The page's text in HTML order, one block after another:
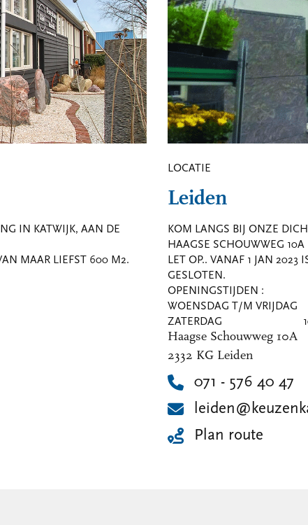
IN KATWIJK, AAN DE
MAAR LIEFST 600 M2.
LOCATIE
Leiden
KOM LANGS BIJ ONZE
HAAGSE SCHOUWWEG 10A
LET OP.. VANAF 1 JAN
GESLOTEN.
OPENINGSTIJDEN :
WOENSDAG T/M VRIJDAG
ZATERDAG
Haagse Schouwweg 10A
2332 KG Leiden
071 - 576 40 47
Plan route